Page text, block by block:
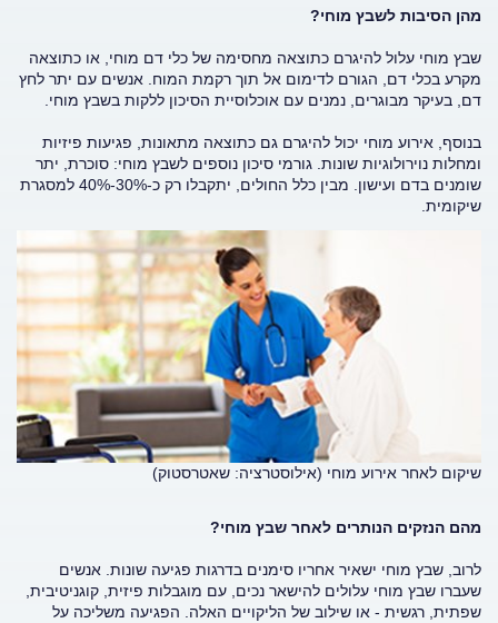
מהן הסיבות לשבץ מוחי?
שבץ מוחי עלול להיגרם כתוצאה מחסימה של כלי דם מוחי, או כתוצאה
מקרע בכלי דם, הגורם לדימום אל תוך רקמת המוח. אנשים עם יתר לחץ
דם, בעיקר מבוגרים, נמנים עם אוכלוסיית הסיכון ללקות בשבץ מוחי.
בנוסף, אירוע מוחי יכול להיגרם גם כתוצאה מתאונות, פגיעות פיזיות
ומחלות נוירולוגיות שונות. גורמי סיכון נוספים לשבץ מוחי: סוכרת, יתר
שומנים בדם ועישון. מבין כלל החולים, יתקבלו רק כ-30%-40% למסגרת
שיקומית.
שיקום לאחר אירוע מוחי (אילוסטרציה: שאטרסטוק)
מהם הנזקים הנותרים לאחר שבץ מוחי?
לרוב, שבץ מוחי ישאיר אחריו סימנים בדרגות פגיעה שונות. אנשים
שעברו שבץ מוחי עלולים להישאר נכים, עם מוגבלות פיזית, קוגניטיבית,
שפתית, רגשית - או שילוב של הליקויים האלה. הפגיעה משליכה על